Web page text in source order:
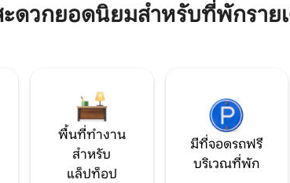
ะดวกยอดนิยมสำหรับที่พักราย
พื้นที่ทำงาน
สำหรับ
แล็ปท็อป
มีที่จอดรถฟรี
บริเวณที่พัก